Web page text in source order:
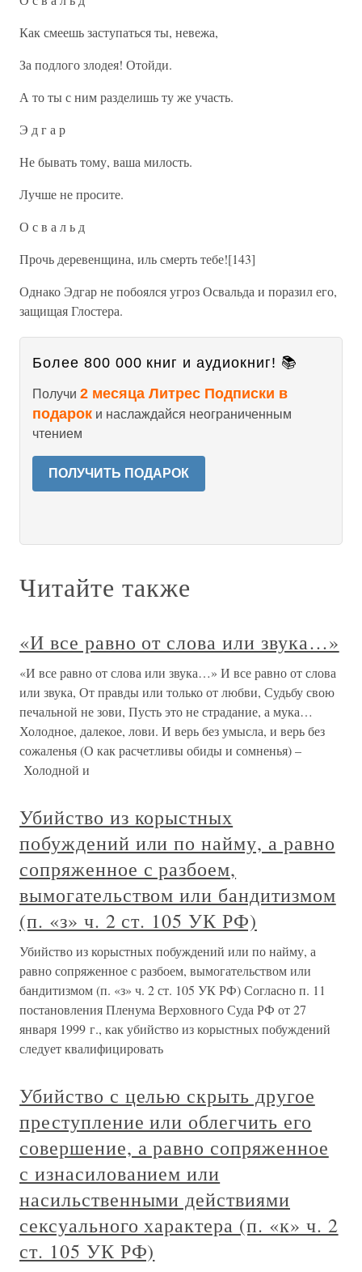
Как смеешь заступаться ты, невежа,
За подлого злодея! Отойди.
А то ты с ним разделишь ту же участь.
Э д г а р
Не бывать тому, ваша милость.
Лучше не просите.
О с в а л ь д
Прочь деревенщина, иль смерть тебе![143]
Однако Эдгар не побоялся угроз Освальда и поразил его,
защищая Глостера.
Более 800 000 книг и аудиокниг! 📚
Получи 2 месяца Литрес Подписки в
подарок и наслаждайся неограниченным
чтением
ПОЛУЧИТЬ ПОДАРОК
Читайте также
«И все равно от слова или звука…»
«И все равно от слова или звука…» И все равно от слова
или звука, От правды или только от любви, Судьбу свою
печальной не зови, Пусть это не страдание, а мука…
Холодное, далекое, лови. И верь без умысла, и верь без
сожаленья (О как расчетливы обиды и сомненья) –
Холодной и
Убийство из корыстных
побуждений или по найму, а равно
сопряженное с разбоем,
вымогательством или бандитизмом
(п. «з» ч. 2 ст. 105 УК РФ)
Убийство из корыстных побуждений или по найму, а
равно сопряженное с разбоем, вымогательством или
бандитизмом (п. «з» ч. 2 ст. 105 УК РФ) Согласно п. 11
постановления Пленума Верховного Суда РФ от 27
января 1999 г., как убийство из корыстных побуждений
следует квалифицировать
Убийство с целью скрыть другое
преступление или облегчить его
совершение, а равно сопряженное
с изнасилованием или
насильственными действиями
сексуального характера (п. «к» ч. 2
ст. 105 УК РФ)